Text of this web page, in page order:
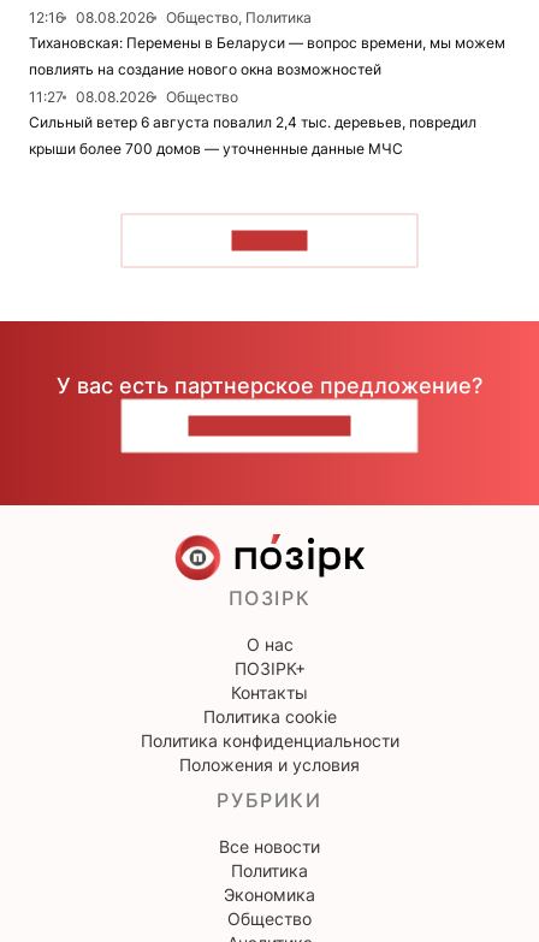
12:16
08.08.2026
Общество, Политика
Тихановская: Перемены в Беларуси — вопрос времени, мы можем
повлиять на создание нового окна возможностей
11:27
08.08.2026
Общество
Сильный ветер 6 августа повалил 2,4 тыс. деревьев, повредил
крыши более 700 домов — уточненные данные МЧС
У вас есть партнерское предложение?
ПОЗІРК
О нас
ПОЗІРК+
Контакты
Политика cookie
Политика конфиденциальности
Положения и условия
РУБРИКИ
Все новости
Политика
Экономика
Общество